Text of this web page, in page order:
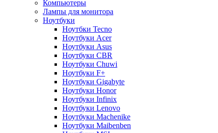
Компьютеры
Лампы для монитора
Ноутбуки
Ноутбки Tecno
Ноутбуки Acer
Ноутбуки Asus
Ноутбуки CBR
Ноутбуки Chuwi
Ноутбуки F+
Ноутбуки Gigabyte
Ноутбуки Honor
Ноутбуки Infinix
Ноутбуки Lenovo
Ноутбуки Machenike
Ноутбуки Maibenben